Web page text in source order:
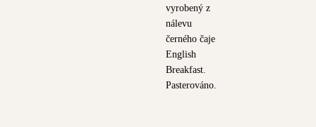
vyrobený z
nálevu
černého čaje
English
Breakfast.
Pasterováno.